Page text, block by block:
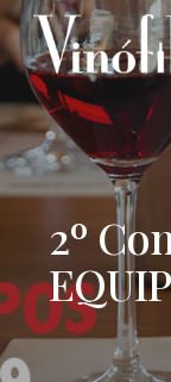
Skip
to
main
content
2º